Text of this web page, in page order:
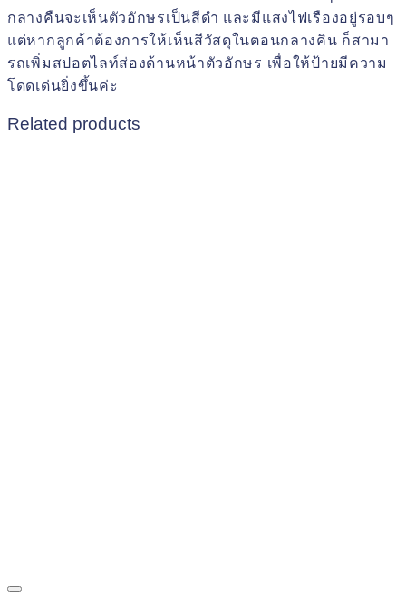
กลางคืนจะเห็นตัวอักษรเป็นสีดำ และมีแสงไฟเรืองอยู่รอบๆ
แต่หากลูกค้าต้องการให้เห็นสีวัสดุในตอนกลางคิน ก็สามา
รถเพิ่มสปอตไลท์ส่องด้านหน้าตัวอักษร เพื่อให้ป้ายมีความ
โดดเด่นยิ่งขึ้นค่ะ
Related products